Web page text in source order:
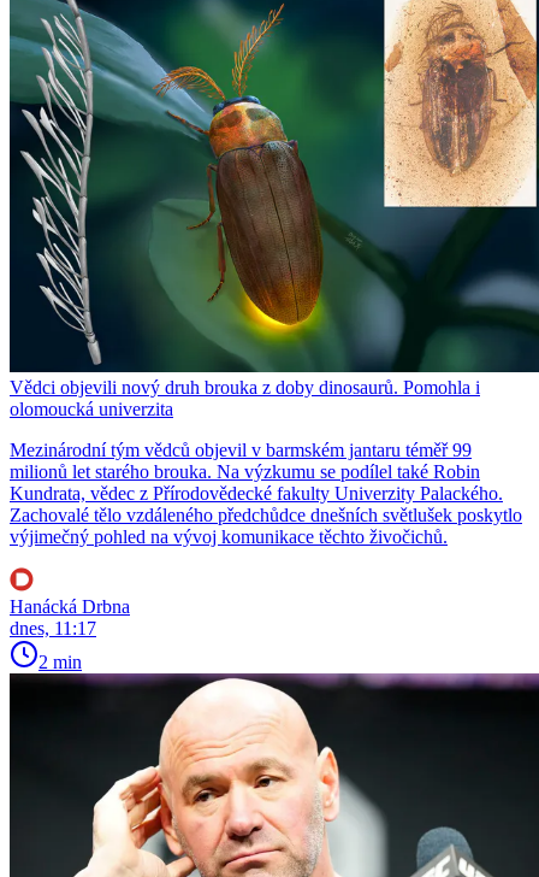
Vědci objevili nový druh brouka z doby dinosaurů. Pomohla i
olomoucká univerzita
Mezinárodní tým vědců objevil v barmském jantaru téměř 99
milionů let starého brouka. Na výzkumu se podílel také Robin
Kundrata, vědec z Přírodovědecké fakulty Univerzity Palackého.
Zachovalé tělo vzdáleného předchůdce dnešních světlušek poskytlo
výjimečný pohled na vývoj komunikace těchto živočichů.
Hanácká Drbna
dnes, 11:17
2 min